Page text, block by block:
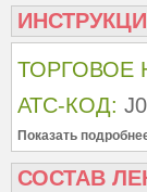
ТОРГОВОЕ
АТС-КОД:
Показать
СОСТАВ